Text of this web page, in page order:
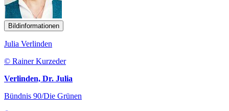
Bildinformationen
Julia Verlinden
© Rainer Kurzeder
Verlinden, Dr. Julia
Bündnis 90/Die Grünen